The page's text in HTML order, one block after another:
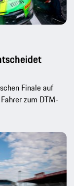
Finale auf
zum DTM-